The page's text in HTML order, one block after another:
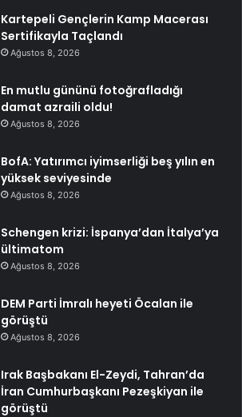
Kartepeli Gençlerin Kamp Macerası
Sertifikayla Taçlandı
Ağustos 8, 2026
En mutlu gününü fotoğrafladığı
damat azraili oldu!
Ağustos 8, 2026
BofA: Yatırımcı iyimserliği beş yılın en
yüksek seviyesinde
Ağustos 8, 2026
Schengen krizi: İspanya’dan İtalya’ya
ültimatom
Ağustos 8, 2026
DEM Parti İmralı heyeti Öcalan ile
görüştü
Ağustos 8, 2026
Irak Başbakanı El-Zeydi, Tahran’da
İran Cumhurbaşkanı Pezeşkiyan ile
görüştü